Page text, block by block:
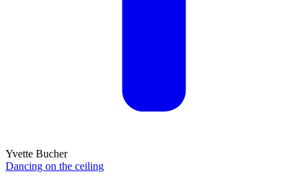
Yvette Bucher
Dancing on the ceiling